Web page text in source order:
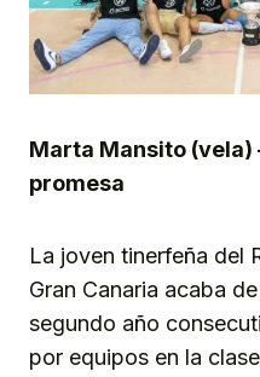
Marta Mansito (vela)
promesa
La joven tinerfeña del
Gran Canaria acaba
segundo año
por equipos en la